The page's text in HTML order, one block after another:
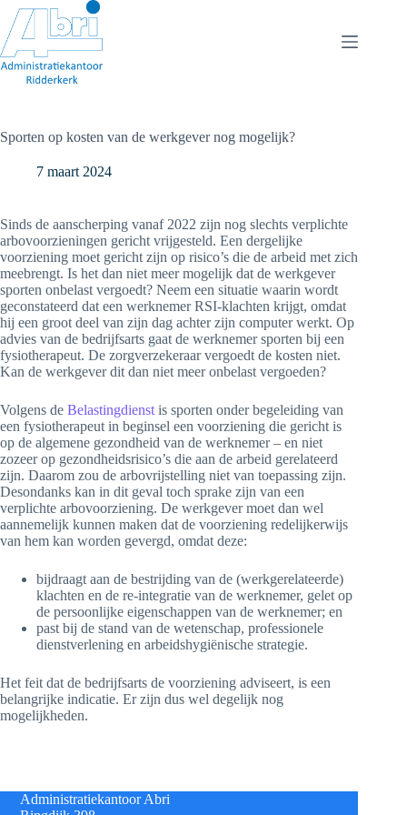
naar
de
inhoud
Sporten op kosten van de werkgever nog mogelijk?
7 maart 2024
Sinds de aanscherping vanaf 2022 zijn nog slechts verplichte
arbovoorzieningen gericht vrijgesteld. Een dergelijke
voorziening moet gericht zijn op risico’s die de arbeid met zich
meebrengt. Is het dan niet meer mogelijk dat de werkgever
sporten onbelast vergoedt? Neem een situatie waarin wordt
geconstateerd dat een werknemer RSI-klachten krijgt, omdat
hij een groot deel van zijn dag achter zijn computer werkt. Op
advies van de bedrijfsarts gaat de werknemer sporten bij een
fysiotherapeut. De zorgverzekeraar vergoedt de kosten niet.
Kan de werkgever dit dan niet meer onbelast vergoeden?
Volgens de Belastingdienst is sporten onder begeleiding van
een fysiotherapeut in beginsel een voorziening die gericht is
op de algemene gezondheid van de werknemer – en niet
zozeer op gezondheidsrisico’s die aan de arbeid gerelateerd
zijn. Daarom zou de arbovrijstelling niet van toepassing zijn.
Desondanks kan in dit geval toch sprake zijn van een
verplichte arbovoorziening. De werkgever moet dan wel
aannemelijk kunnen maken dat de voorziening redelijkerwijs
van hem kan worden gevergd, omdat deze:
bijdraagt aan de bestrijding van de (werkgerelateerde)
klachten en de re-integratie van de werknemer, gelet op
de persoonlijke eigenschappen van de werknemer; en
past bij de stand van de wetenschap, professionele
dienstverlening en arbeidshygiënische strategie.
Het feit dat de bedrijfsarts de voorziening adviseert, is een
belangrijke indicatie. Er zijn dus wel degelijk nog
mogelijkheden.
Administratiekantoor Abri